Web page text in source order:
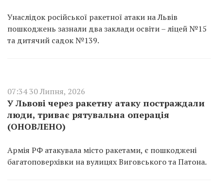
Унаслідок російської ракетної атаки на Львів
пошкоджень зазнали два заклади освіти – ліцей №15
та дитячий садок №139.
07:34 30 Липня, 2026
У Львові через ракетну атаку постраждали
люди, триває рятувальна операція
(ОНОВЛЕНО)
Армія РФ атакувала місто ракетами, є пошкоджені
багатоповерхівки на вулицях Виговського та Патона.